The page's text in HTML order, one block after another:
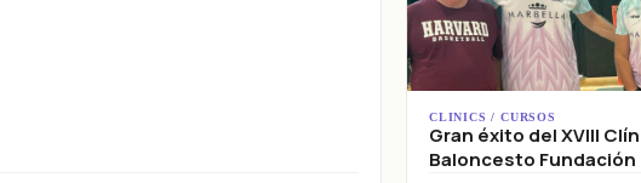
CLINICS / CURSOS
Gran éxito del XVIII
Baloncesto